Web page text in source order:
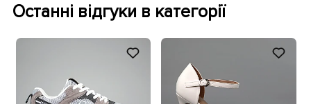
Останні відгуки в категорії